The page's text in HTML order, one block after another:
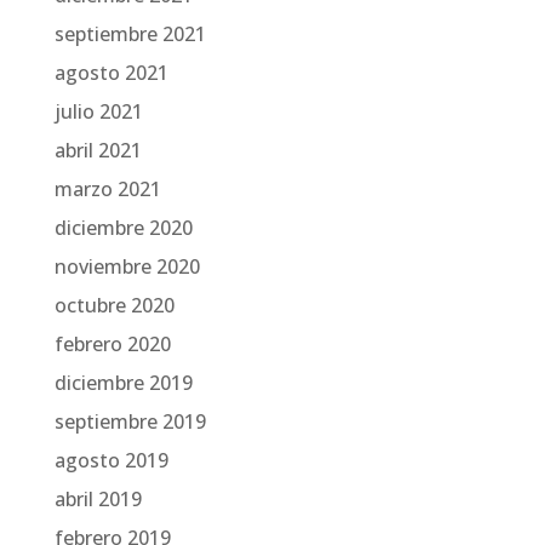
septiembre 2021
agosto 2021
julio 2021
abril 2021
marzo 2021
diciembre 2020
noviembre 2020
octubre 2020
febrero 2020
diciembre 2019
septiembre 2019
agosto 2019
abril 2019
febrero 2019